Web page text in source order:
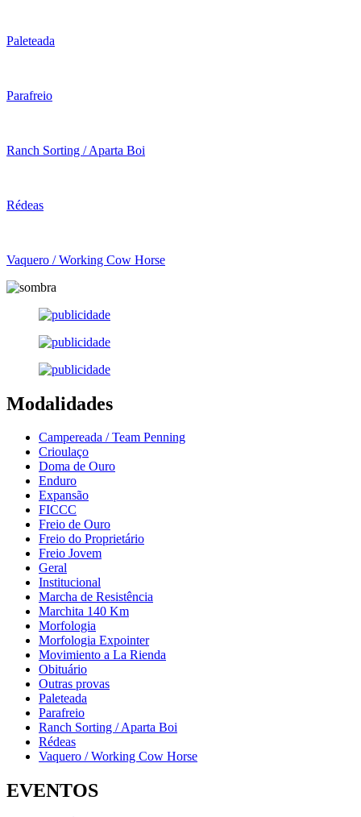
Paleteada
Parafreio
Ranch Sorting / Aparta Boi
Rédeas
Vaquero / Working Cow Horse
Modalidades
Campereada / Team Penning
Crioulaço
Doma de Ouro
Enduro
Expansão
FICCC
Freio de Ouro
Freio do Proprietário
Freio Jovem
Geral
Institucional
Marcha de Resistência
Marchita 140 Km
Morfologia
Morfologia Expointer
Movimiento a La Rienda
Obituário
Outras provas
Paleteada
Parafreio
Ranch Sorting / Aparta Boi
Rédeas
Vaquero / Working Cow Horse
EVENTOS